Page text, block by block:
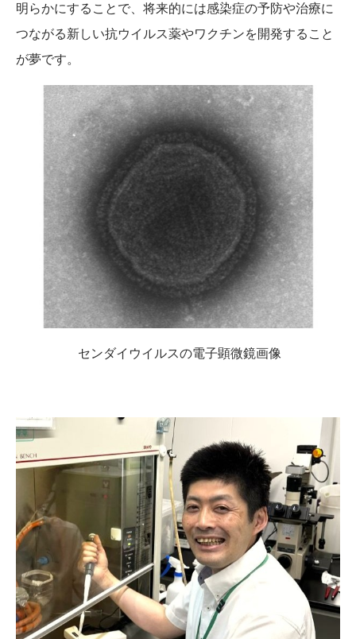
明らかにすることで、将来的には感染症の予防や治療に
つながる新しい抗ウイルス薬やワクチンを開発すること
が夢です。
センダイウイルスの電子顕微鏡画像